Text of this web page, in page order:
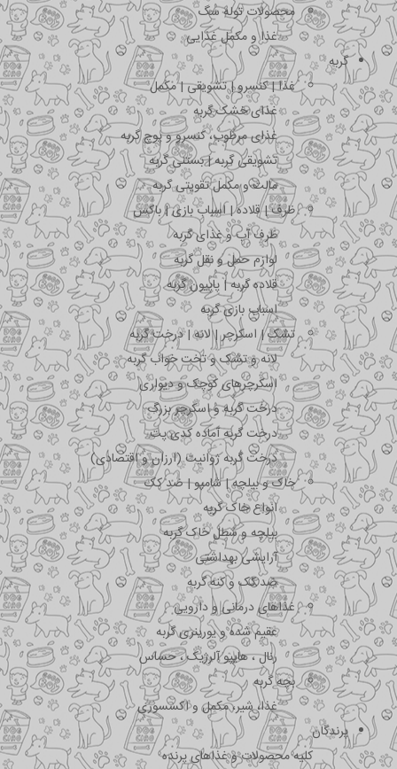
محصولات توله سگ
غذا و مکمل غذایی
گربه
غذا | کنسرو | تشویقی | مکمل
غذای خشک گربه
غذای مرطوب، کنسرو و پوچ گربه
تشویقی گربه | بستنی گربه
مالت و مکمل تقویتی گربه
ظرف | قلاده | اسباب بازی | باکس
ظرف آب و غذای گربه
لوازم حمل و نقل گربه
قلاده گربه | پاپیون گربه
اسباب بازی گربه
تشک | اسکرچر | لانه | درخت گربه
لانه و تشک و تخت خواب گربه
اسکرچرهای کوچک و دیواری
درخت گربه و اسکرچر بزرگ
درخت گربه آماده کدی پت
درخت گربه ژوانیت (ارزان و اقتصادی)
خاک و بیلچه | شامپو | ضد کک
انواع خاک گربه
بیلچه و سطل خاک گربه
آرایشی بهداشتی
ضد کک و کنه گربه
غذاهای درمانی و دارویی
عقیم شده و یورینری گربه
رنال ، هایپو آلرژیک ، حساس
بچه گربه
غذا، شیر، مکمل و اکسسوری
پرندگان
کلیه محصولات و غذاهای پرنده